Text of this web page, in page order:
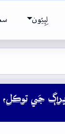
لِپِيُون
جَي